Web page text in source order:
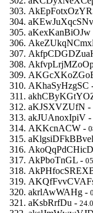
aKexKanBiOJw
AKhaSyHzgSC
aKJSXVZUfN -
akJUAnoxIpiV -
AKKcnACW -
AkPboTnGL -
akrlAwWAHg -
aKsbRrfDu -